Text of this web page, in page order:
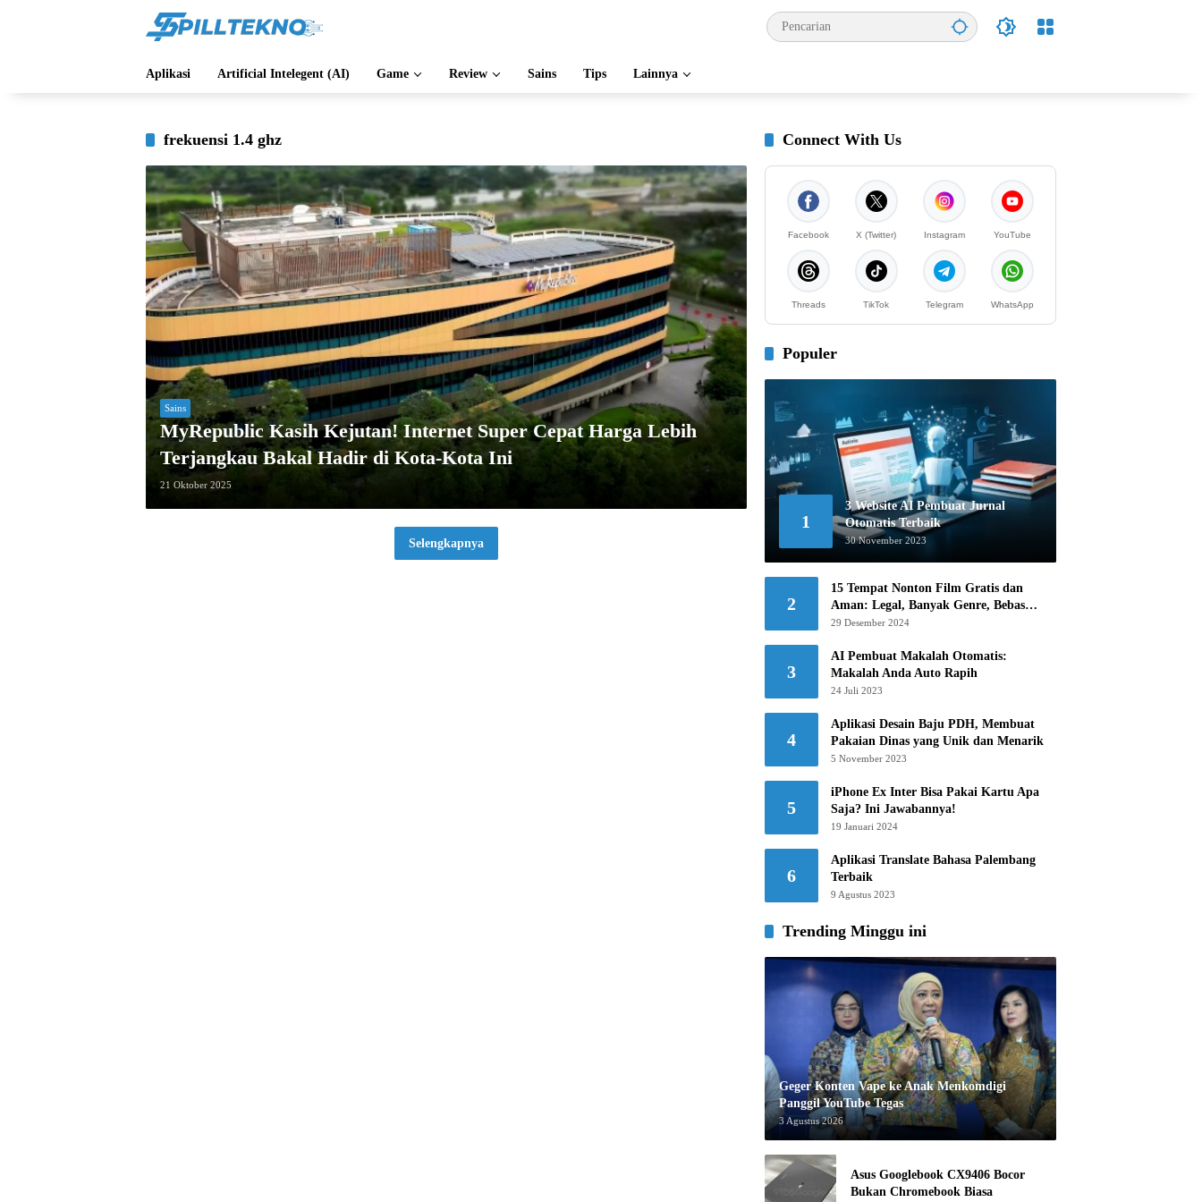
Aplikasi Artificial Intelegent (AI) Game Review Sains Tips Lainnya
frekuensi 1.4 ghz
Sains
MyRepublic Kasih Kejutan! Internet Super Cepat Harga Lebih
Terjangkau Bakal Hadir di Kota-Kota Ini
21 Oktober 2025
Selengkapnya
Connect With Us
Facebook X (Twitter) Instagram YouTube
Threads TikTok Telegram WhatsApp
Populer
1
3 Website AI Pembuat Jurnal
Otomatis Terbaik
30 November 2023
2
15 Tempat Nonton Film Gratis dan
Aman: Legal, Banyak Genre, Bebas
Khawatir!
29 Desember 2024
3
AI Pembuat Makalah Otomatis:
Makalah Anda Auto Rapih
24 Juli 2023
4
Aplikasi Desain Baju PDH, Membuat
Pakaian Dinas yang Unik dan Menarik
5 November 2023
5
iPhone Ex Inter Bisa Pakai Kartu Apa
Saja? Ini Jawabannya!
19 Januari 2024
6
Aplikasi Translate Bahasa Palembang
Terbaik
9 Agustus 2023
Trending Minggu ini
Geger Konten Vape ke Anak Menkomdigi
Panggil YouTube Tegas
3 Agustus 2026
Asus Googlebook CX9406 Bocor
Bukan Chromebook Biasa